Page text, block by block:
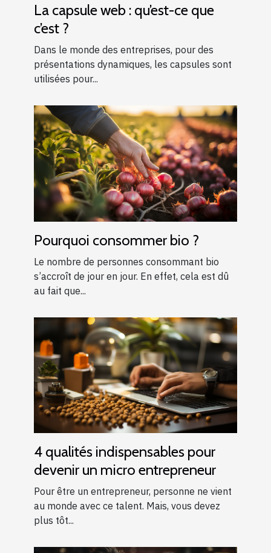
La capsule web : qu’est-ce que
c’est ?
Dans le monde des entreprises, pour des
présentations dynamiques, les capsules sont
utilisées pour...
Pourquoi consommer bio ?
Le nombre de personnes consommant bio
s’accroît de jour en jour. En effet, cela est dû
au fait que...
4 qualités indispensables pour
devenir un micro entrepreneur
Pour être un entrepreneur, personne ne vient
au monde avec ce talent. Mais, vous devez
plus tôt...